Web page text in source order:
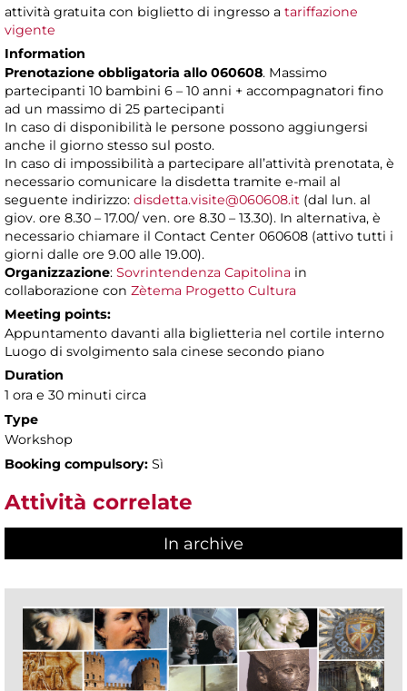
attività gratuita con biglietto di ingresso a tariffazione
vigente
Information
Prenotazione obbligatoria allo 060608. Massimo
partecipanti 10 bambini 6 – 10 anni + accompagnatori fino
ad un massimo di 25 partecipanti
In caso di disponibilità le persone possono aggiungersi
anche il giorno stesso sul posto.
In caso di impossibilità a partecipare all’attività prenotata, è
necessario comunicare la disdetta tramite e-mail al
seguente indirizzo: disdetta.visite@060608.it (dal lun. al
giov. ore 8.30 – 17.00/ ven. ore 8.30 – 13.30). In alternativa, è
necessario chiamare il Contact Center 060608 (attivo tutti i
giorni dalle ore 9.00 alle 19.00).
Organizzazione: Sovrintendenza Capitolina in
collaborazione con Zètema Progetto Cultura
Meeting points:
Appuntamento davanti alla biglietteria nel cortile interno
Luogo di svolgimento sala cinese secondo piano
Duration
1 ora e 30 minuti circa
Type
Workshop
Booking compulsory: Sì
Attività correlate
In archive